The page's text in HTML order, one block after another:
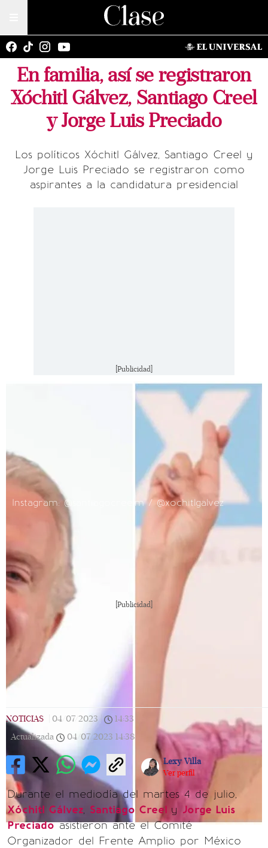
En familia, así se registraron
Xóchitl Gálvez, Santiago Creel
y Jorge Luis Preciado
Los políticos Xóchitl Gálvez, Santiago Creel y
Jorge Luis Preciado se registraron como
aspirantes a la candidatura presidencial
[Publicidad]
Instagram: @santiagocreelm / @xochitlgalvez
[Publicidad]
NOTICIAS 04/07/2023 14:33
Actualizada
04/07/2023 14:38
Lexy Villa
Ver perfil
Durante el mediodía del martes 4 de julio,
Xóchitl Gálvez, Santiago Creel y Jorge Luis
Preciadoasistieron ante el Comité
Organizador del Frente Amplio por México